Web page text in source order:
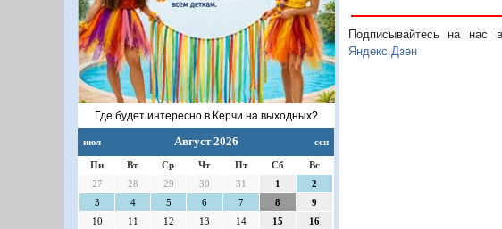
Где будет интересно в Керчи на выходных?
июл Август 2026 сен
Пн Вт Ср Чт Пт Сб
Вс
27
28 29 30 31 1
2
3
4 5 6 7 8
9
10
11 12 13 14 15
16
Подписывайтесь на нас
Яндекс.Дзен